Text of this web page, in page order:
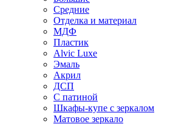
Средние
Отделка и материал
МДФ
Пластик
Alvic Luxe
Эмаль
Акрил
ДСП
С патиной
Шкафы-купе с зеркалом
Матовое зеркало